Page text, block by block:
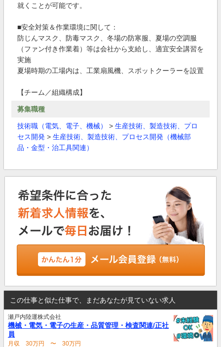
就くことが可能です。
■安全対策＆作業環境に関して：
防じんマスク、防毒マスク、冬場の防寒服、夏場の空調服
（ファン付き作業着）等は会社から支給し、適宜安全講習を
実施
夏場時期の工場内は、工業扇風機、スポットクーラーを設置
【チーム／組織構成】
募集職種
技術職（電気、電子、機械） > 生産技術、製造技術、プロ
セス開発 > 生産技術、製造技術、プロセス開発（機械部
品・金型・治工具関連）
この仕事と似た仕事で、まだあなたが見ていない求人
瀬戸内陸運株式会社
機械・電気・電子の生産・品質管理・検査関連/正社
員
月収 30万円 〜 30万円